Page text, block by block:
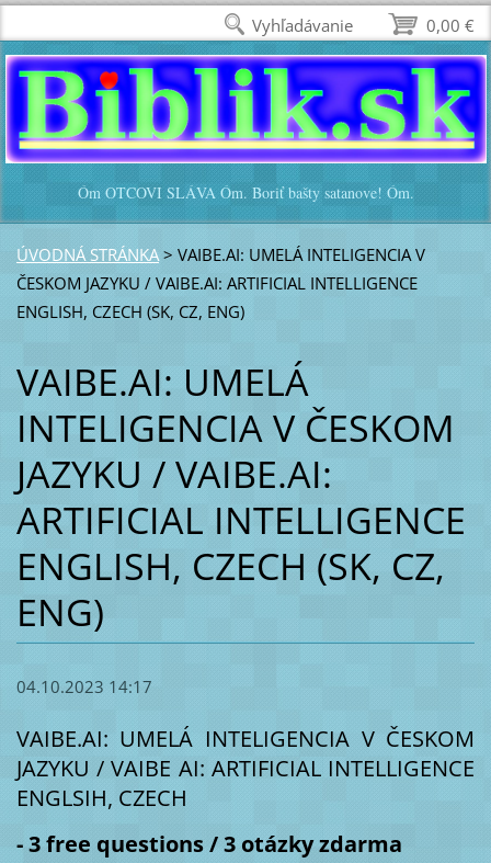
Óm OTCOVI SLÁVA Óm. Boriť bašty satanove! Óm.
ÚVODNÁ STRÁNKA > VAIBE.AI: UMELÁ INTELIGENCIA V
ČESKOM JAZYKU / VAIBE.AI: ARTIFICIAL INTELLIGENCE
ENGLISH, CZECH (SK, CZ, ENG)
VAIBE.AI: UMELÁ
INTELIGENCIA V ČESKOM
JAZYKU / VAIBE.AI:
ARTIFICIAL INTELLIGENCE
ENGLISH, CZECH (SK, CZ,
ENG)
04.10.2023 14:17
VAIBE.AI: UMELÁ INTELIGENCIA V ČESKOM
JAZYKU / VAIBE AI: ARTIFICIAL INTELLIGENCE
ENGLSIH, CZECH
- 3 free questions / 3 otázky zdarma
0,00 €
Vyhľadávanie